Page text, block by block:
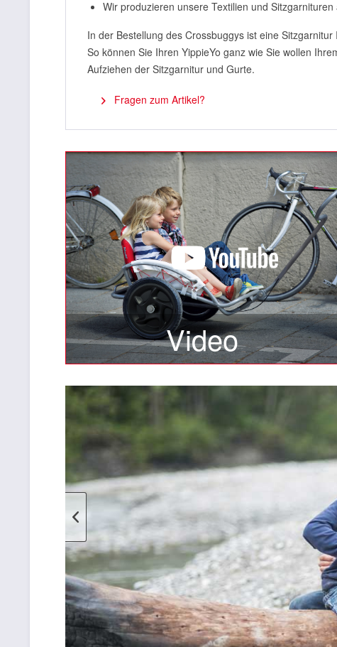
Wir produzieren unsere Textilien und
In der Bestellung des Crossbuggys ist eine
So können Sie Ihren YippieYo ganz wie Sie wollen
Aufziehen der Sitzgarnitur und Gurte.
Fragen zum Artikel?
Video